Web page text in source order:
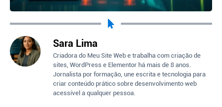
Sara Lima
Criadora do Meu Site Web e trabalha com criação de
sites, WordPress e Elementor há mais de 8 anos.
Jornalista por formação, une escrita e tecnologia para
criar conteúdo prático sobre desenvolvimento web
acessível a qualquer pessoa.